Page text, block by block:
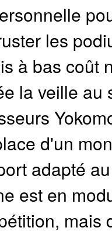
les
à bas coût
la veille
d'un
adapté
est en